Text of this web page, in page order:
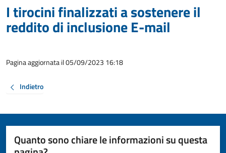
I tirocini finalizzati a sostenere il
reddito di inclusione E-mail
Pagina aggiornata il 05/09/2023 16:18
Indietro
Quanto sono chiare le informazioni su questa